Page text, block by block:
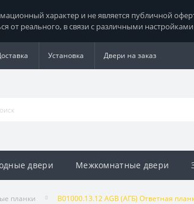
характер и не является публичной
от реального, в связи с различными
Установка Двери на заказ
двери Межкомнатные двери
планки B01000.13.12 AGB (АГБ) Ответная